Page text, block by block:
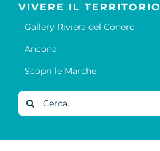
VIVERE IL TERRITORIO
Gallery Riviera del Conero
Ancona
Scopri le Marche
Cerca
per: